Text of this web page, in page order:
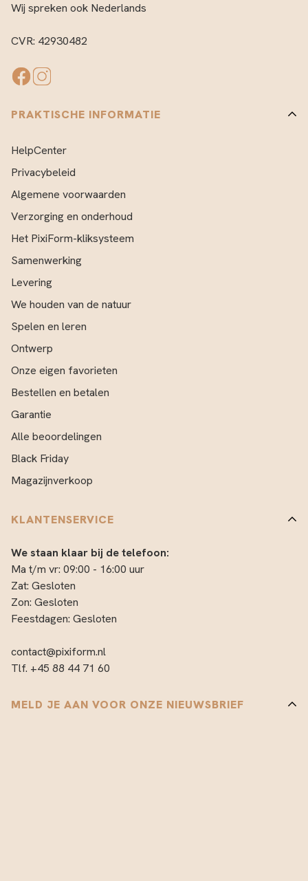
Wij spreken ook Nederlands
CVR: 42930482
PRAKTISCHE INFORMATIE
HelpCenter
Privacybeleid
Algemene voorwaarden
Verzorging en onderhoud
Het PixiForm-kliksysteem
Samenwerking
Levering
We houden van de natuur
Spelen en leren
Ontwerp
Onze eigen favorieten
Bestellen en betalen
Garantie
Alle beoordelingen
Black Friday
Magazijnverkoop
KLANTENSERVICE
We staan klaar bij de telefoon:
Ma t/m vr: 09:00 - 16:00 uur
Zat: Gesloten
Zon: Gesloten
Feestdagen: Gesloten
contact@pixiform.nl
Tlf. +45 88 44 71 60
MELD JE AAN VOOR ONZE NIEUWSBRIEF